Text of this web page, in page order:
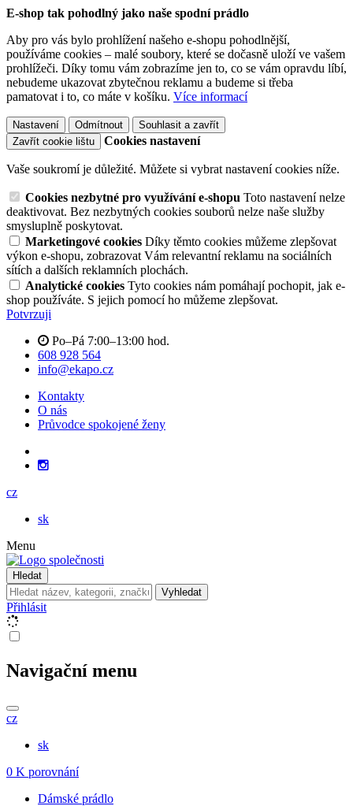
E-shop tak pohodlný jako naše spodní prádlo
Aby pro vás bylo prohlížení našeho e-shopu pohodlnější,
používáme cookies – malé soubory, které se dočasně uloží ve vašem
prohlížeči. Díky tomu vám zobrazíme jen to, co se vám opravdu líbí,
nebudeme ukazovat zbytečnou reklamu a budeme si třeba
pamatovat i to, co máte v košíku. Více informací
Nastavení Odmítnout
Souhlasit a zavřít
Zavřít cookie lištu
Cookies nastavení
Vaše soukromí je důležité. Můžete si vybrat nastavení cookies níže.
Cookies nezbytné pro využívání e-shopu Toto nastavení nelze
deaktivovat. Bez nezbytných cookies souborů nelze naše služby
smysluplně poskytovat.
Marketingové cookies Díky těmto cookies můžeme zlepšovat
výkon e-shopu, zobrazovat Vám relevantní reklamu na sociálních
sítích a dalších reklamních plochách.
Analytické cookies Tyto cookies nám pomáhají pochopit, jak e-
shop používáte. S jejich pomocí ho můžeme zlepšovat.
Potvrzuji
Po–Pá 7:00–13:00 hod.
608 928 564
info@ekapo.cz
Kontakty
O nás
Průvodce spokojené ženy
cz
sk
Menu
Hledat
Vyhledat
Přihlásit
Navigační menu
cz
sk
0 K porovnání
Dámské prádlo